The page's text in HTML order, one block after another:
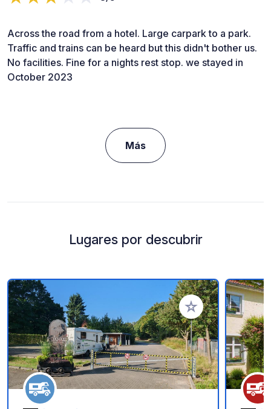
Across the road from a hotel. Large carpark to a park.
Traffic and trains can be heard but this didn't bother us.
No facilities. Fine for a nights rest stop. we stayed in
October 2023
Más
Lugares por descubrir
Añadir a tus